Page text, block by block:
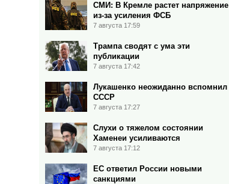
СМИ: В Кремле растет напряжение
из-за усиления ФСБ
7 августа 17:59
Трампа сводят с ума эти
публикации
7 августа 17:42
Лукашенко неожиданно вспомнил
СССР
7 августа 17:27
Слухи о тяжелом состоянии
Хаменеи усиливаются
7 августа 17:12
ЕС ответил России новыми
санкциями